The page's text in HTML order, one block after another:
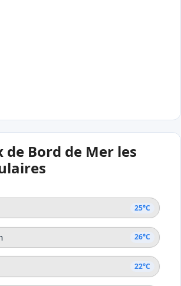
de Bord de Mer les
25°C
26°C
22°C